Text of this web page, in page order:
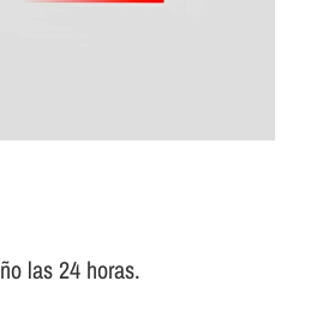
las 24 horas.